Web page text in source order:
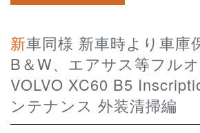
新車同様 新車時より車庫保管1オーナー
B＆W、エアサス等フル
VOLVO XC60 B5
ンテナンス 外装清掃編